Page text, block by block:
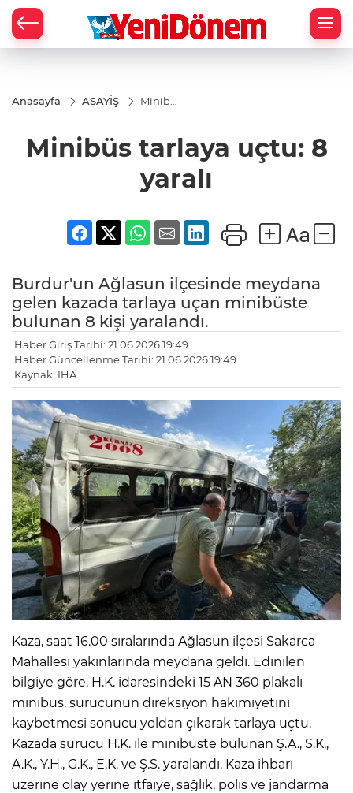
Anasayfa ASAYİŞ
Minibüs
yaralı
Minibüs tarlaya uçtu: 8
yaralı
Burdur'un Ağlasun ilçesinde meydana
gelen kazada tarlaya uçan minibüste
bulunan 8 kişi yaralandı.
Haber Giriş Tarihi: 21.06.2026 19:49
Haber Güncellenme Tarihi: 21.06.2026 19:49
Kaynak: İHA
Kaza, saat 16.00 sıralarında Ağlasun ilçesi Sakarca
Mahallesi yakınlarında meydana geldi. Edinilen
bilgiye göre, H.K. idaresindeki 15 AN 360 plakalı
minibüs, sürücünün direksiyon hakimiyetini
kaybetmesi sonucu yoldan çıkarak tarlaya uçtu.
Kazada sürücü H.K. ile minibüste bulunan Ş.A., S.K.,
A.K., Y.H., G.K., E.K. ve Ş.S. yaralandı. Kaza ihbarı
üzerine olay yerine itfaiye, sağlık, polis ve jandarma